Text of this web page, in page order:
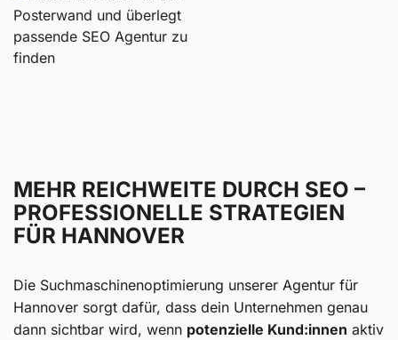
MEHR REICHWEITE DURCH SEO –
PROFESSIONELLE STRATEGIEN
FÜR HANNOVER
Die Suchmaschinenoptimierung unserer Agentur für
Hannover sorgt dafür, dass dein Unternehmen genau
dann sichtbar wird, wenn potenzielle Kund:innen aktiv